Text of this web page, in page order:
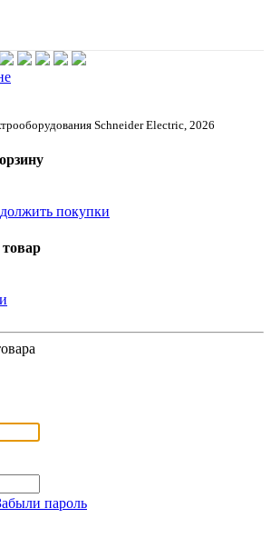
Schneider Electric, 2026
покупки
пароль